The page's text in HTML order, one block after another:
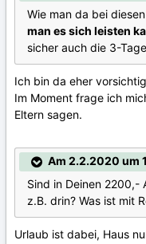
Wie man da bei
man es sich leisten
sicher auch die 3-
Ich bin da eher
Im Moment frage ich
Eltern sagen.
Am 2.2.2020 um
Sind in Deinen 2200,-
z.B. drin? Was ist mit
Urlaub ist dabei, Haus